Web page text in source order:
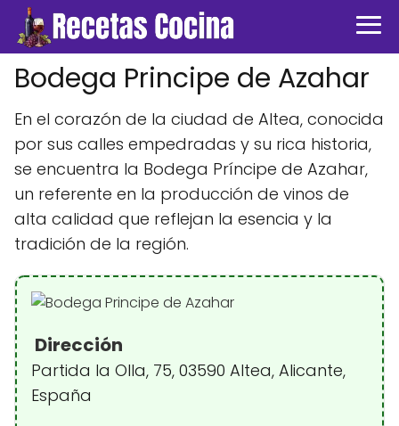
Bodega Principe de Azahar
En el corazón de la ciudad de Altea, conocida
por sus calles empedradas y su rica historia,
se encuentra la Bodega Príncipe de Azahar,
un referente en la producción de vinos de
alta calidad que reflejan la esencia y la
tradición de la región.
Dirección
Partida la Olla, 75, 03590 Altea, Alicante,
España